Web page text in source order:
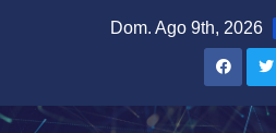
Dom. Ago 9th, 2026